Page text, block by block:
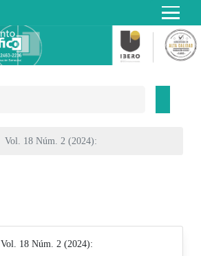
Vol. 18 Núm. 2 (2024):
Vol. 18 Núm. 2 (2024):